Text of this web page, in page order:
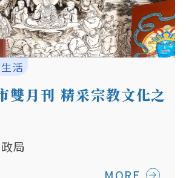
活
雙月刊 精采宗教文化之
局
MORE